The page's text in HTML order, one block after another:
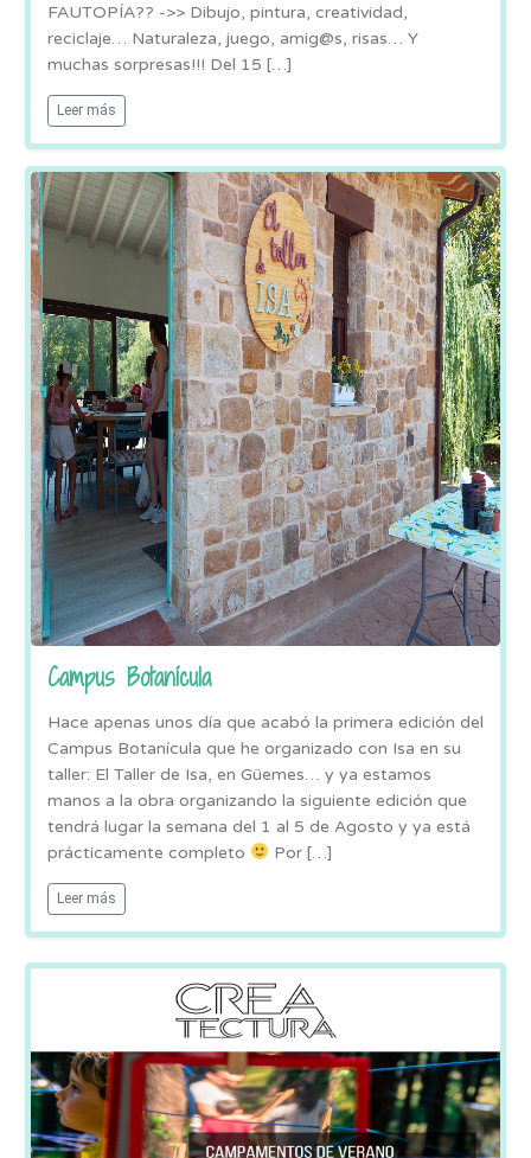
FAUTOPÍA?? ->> Dibujo, pintura, creatividad,
reciclaje… Naturaleza, juego, amig@s, risas… Y
muchas sorpresas!!! Del 15 […]
Leer más
Campus Botanícula
Hace apenas unos día que acabó la primera edición del
Campus Botanícula que he organizado con Isa en su
taller: El Taller de Isa, en Güemes… y ya estamos
manos a la obra organizando la siguiente edición que
tendrá lugar la semana del 1 al 5 de Agosto y ya está
prácticamente completo
Por […]
Leer más